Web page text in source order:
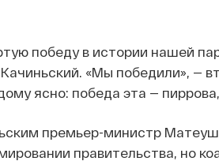
победу в истории нашей
«Мы победили», —
ясно: победа эта —
премьер-министр Матеуш
правительства, но